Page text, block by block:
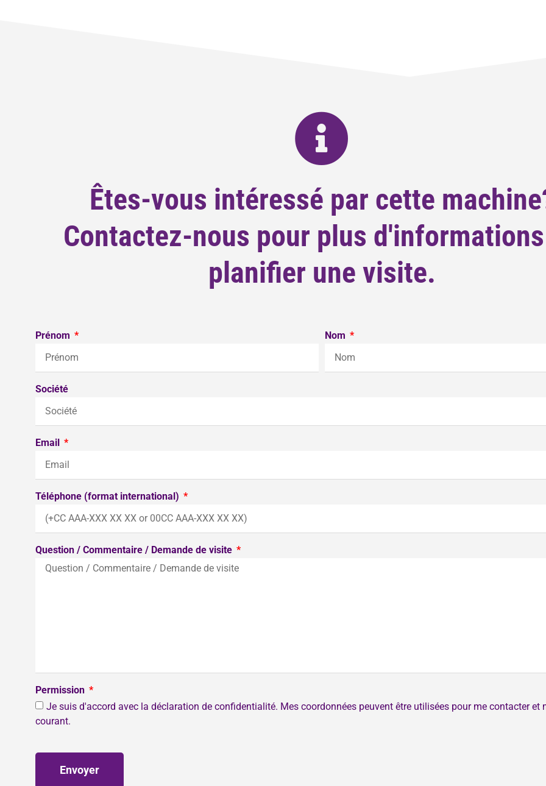
Êtes-vous intéressé par cette
Contactez-nous pour plus
planifier une visite.
Prénom Nom
Société
Email
Téléphone (format international)
Question / Commentaire / Demande de visite
Permission
Je suis d'accord avec la déclaration de confidentialité. Mes coordonnées peuvent être utilisées pour me contacter et
courant.
Envoyer